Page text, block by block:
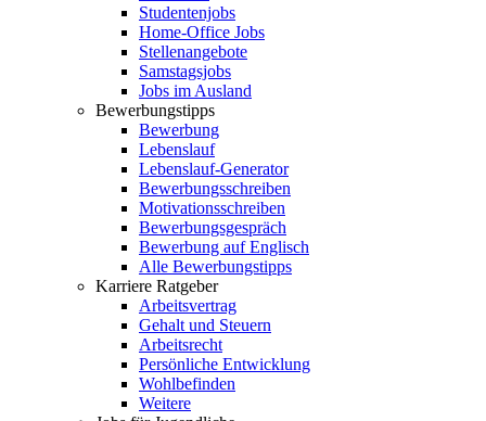
Studentenjobs
Home-Office Jobs
Stellenangebote
Samstagsjobs
Jobs im Ausland
Bewerbungstipps
Bewerbung
Lebenslauf
Lebenslauf-Generator
Bewerbungsschreiben
Motivationsschreiben
Bewerbungsgespräch
Bewerbung auf Englisch
Alle Bewerbungstipps
Karriere Ratgeber
Arbeitsvertrag
Gehalt und Steuern
Arbeitsrecht
Persönliche Entwicklung
Wohlbefinden
Weitere